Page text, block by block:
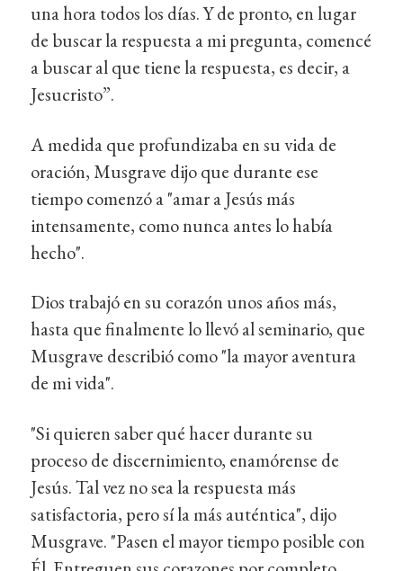
una hora todos los días. Y de pronto, en lugar
de buscar la respuesta a mi pregunta, comencé
a buscar al que tiene la respuesta, es decir, a
Jesucristo”.
A medida que profundizaba en su vida de
oración, Musgrave dijo que durante ese
tiempo comenzó a "amar a Jesús más
intensamente, como nunca antes lo había
hecho".
Dios trabajó en su corazón unos años más,
hasta que finalmente lo llevó al seminario, que
Musgrave describió como "la mayor aventura
de mi vida".
"Si quieren saber qué hacer durante su
proceso de discernimiento, enamórense de
Jesús. Tal vez no sea la respuesta más
satisfactoria, pero sí la más auténtica", dijo
Musgrave. "Pasen el mayor tiempo posible con